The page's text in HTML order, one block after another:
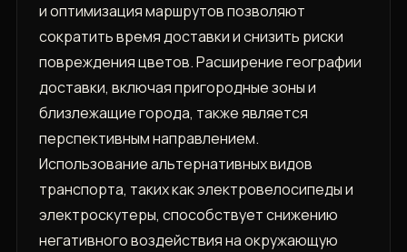
и оптимизация маршрутов позволяют
сократить время доставки и снизить риски
повреждения цветов. Расширение географии
доставки, включая пригородные зоны и
близлежащие города, также является
перспективным направлением.
Использование альтернативных видов
транспорта, таких как электровелосипеды и
электроскутеры, способствует снижению
негативного воздействия на окружающую